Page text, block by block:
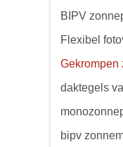
BIPV
Flexibel
Gekrompen
daktegels
bipv